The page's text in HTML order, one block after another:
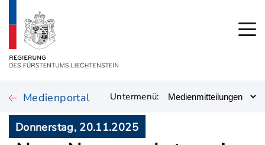
Medienportal Untermenü:
Donnerstag, 20.11.2025